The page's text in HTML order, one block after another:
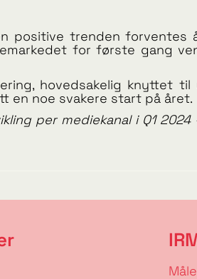
positive trenden forventes
for første gang
hovedsakelig knyttet til
en noe svakere start på året.
per mediekanal i Q1 2024